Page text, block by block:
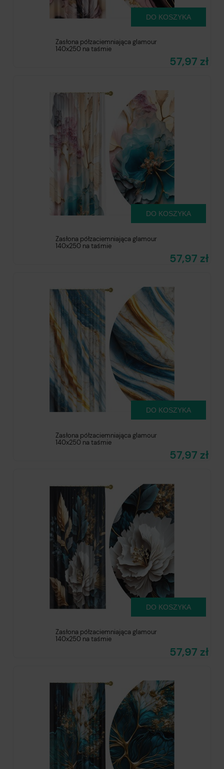
Zasłona półzaciemniająca glamour
140x250 na taśmie
57,97 zł
DO KOSZYKA
Zasłona półzaciemniająca glamour
140x250 na taśmie
57,97 zł
DO KOSZYKA
Zasłona półzaciemniająca glamour
140x250 na taśmie
57,97 zł
DO KOSZYKA
Zasłona półzaciemniająca glamour
140x250 na taśmie
57,97 zł
DO KOSZYKA